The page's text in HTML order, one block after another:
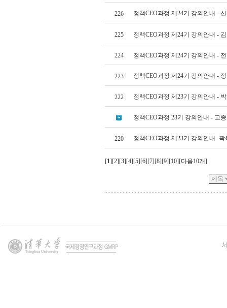
226 정책CEO과정 제24기 강의안내 -
225 정책CEO과정 제24기 강의안내 -
224 정책CEO과정 제24기 강의안내 -
223 정책CEO과정 제24기 강의안내 -
222 정책CEO과정 제23기 강의안내 -
정책CEO과정 23기 강의안내 - 고
220 정책CEO과정 제23기 강의안내-
[1][2][3][4][5][6][7][8][9][10][다음10개]